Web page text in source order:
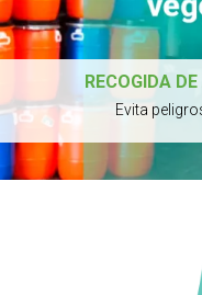
LA
Evita